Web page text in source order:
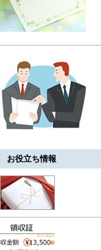
お役立ち情報